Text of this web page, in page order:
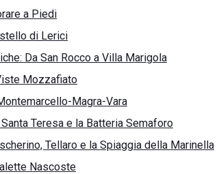
a Piedi
di Lerici
Da San Rocco a Villa Marigola
Mozzafiato
Magra-Vara
Teresa e la Batteria Semaforo
Tellaro e la Spiaggia della Marinella
Nascoste